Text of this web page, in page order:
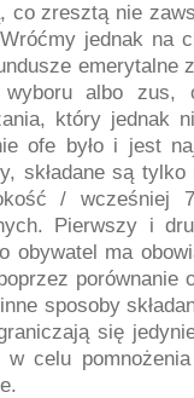
co zresztą nie
jednak na
emerytalne
albo zus,
który jednak
ofe było i jest
składane są
/ wcześniej
Pierwszy i
obywatel ma
sposoby
się
w celu